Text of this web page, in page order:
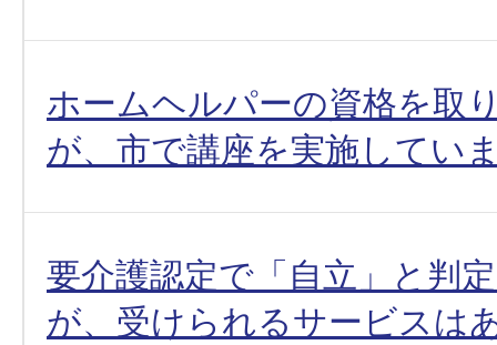
ホームヘルパーの資格を取
が、市で講座を実施してい
要介護認定で「自立」と判
が、受けられるサービスは